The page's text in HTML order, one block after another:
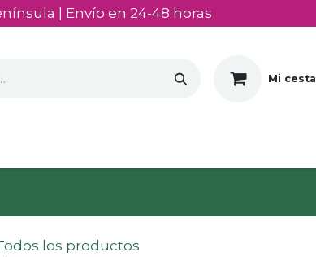
| Envío en 24-48 horas
Mi cesta
los productos